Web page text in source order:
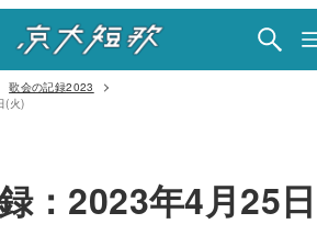
歌会の記録2023
(火)
：2023年4月25日